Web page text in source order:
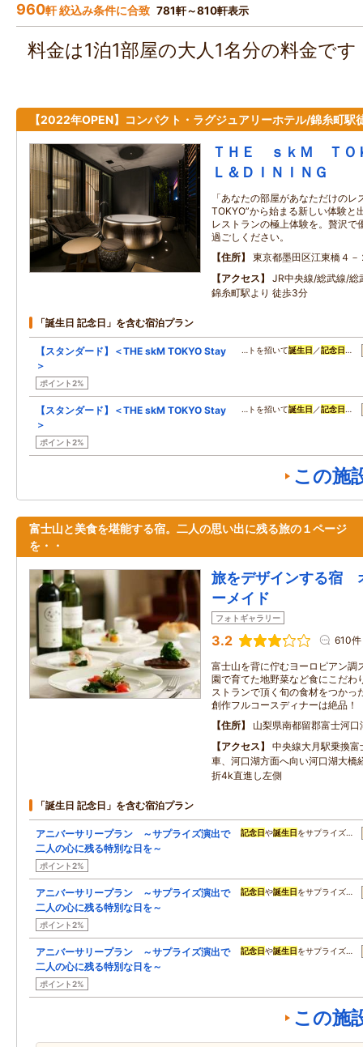
960軒 絞込み条件に合致 781軒～810軒表示
料金は1泊1部屋の大人1名分の料金で
【2022年OPEN】コンパクト・ラグジュアリーホテル/錦糸町駅
ＴＨＥ ｓｋＭ ＴＯ
Ｌ＆ＤＩＮＩＮＧ
「あなたの部屋があなただけの
TOKYO”から始まる新しい体験と
レストランの極上体験を。贅沢で
過ごしください。
住所
東京都墨田区江東橋４－
アクセス
JR中央線/総武線/総
錦糸町駅より 徒歩3分
「誕生日 記念日」を含む宿泊プラン
【スタンダード】＜THE skM TOKYO Stay
＞
ポイント2%
…トを招いて誕生日 ／記念日 …
【スタンダード】＜THE skM TOKYO Stay
＞
ポイント2%
…トを招いて誕生日 ／記念日 …
この施
富士山と美食を堪能する宿。二人の思い出に残る旅の１ページ
を・・
旅をデザインする宿
ーメイド
フォトギャラリー
3.2 610件
富士山を背に佇むヨーロピアン調
園で育てた地野菜など食にこだわ
ストランで頂く旬の食材をつかっ
創作フルコースディナーは絶品！
住所
山梨県南都留郡富士河
アクセス
中央線大月駅乗換
車、河口湖方面へ向い河口湖大橋
折4k直進し左側
「誕生日 記念日」を含む宿泊プラン
アニバーサリープラン ～サプライズ演出で
二人の心に残る特別な日を～
ポイント2%
記念日や誕生日 をサプライズ…
アニバーサリープラン ～サプライズ演出で
二人の心に残る特別な日を～
ポイント2%
記念日や誕生日 をサプライズ…
アニバーサリープラン ～サプライズ演出で
二人の心に残る特別な日を～
ポイント2%
記念日や誕生日 をサプライズ…
この施